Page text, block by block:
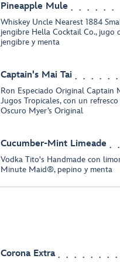
Pineapple Mule
Whiskey Uncle Nearest 1884
jengibre Hella Cocktail Co., jugo
jengibre y menta
Captain's Mai Tai
Ron Especiado Original Captain
Jugos Tropicales, con un
Oscuro Myer’s Original
Cucumber-Mint Limeade
Vodka Tito's Handmade con
Minute Maid®, pepino y menta
Corona Extra